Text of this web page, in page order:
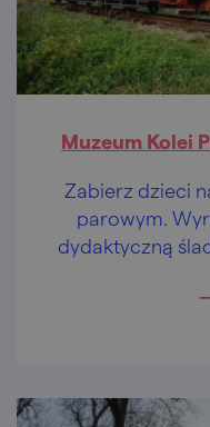
Muzeum Kolei
Zabierz dzieci
parowym.
dydaktyczną